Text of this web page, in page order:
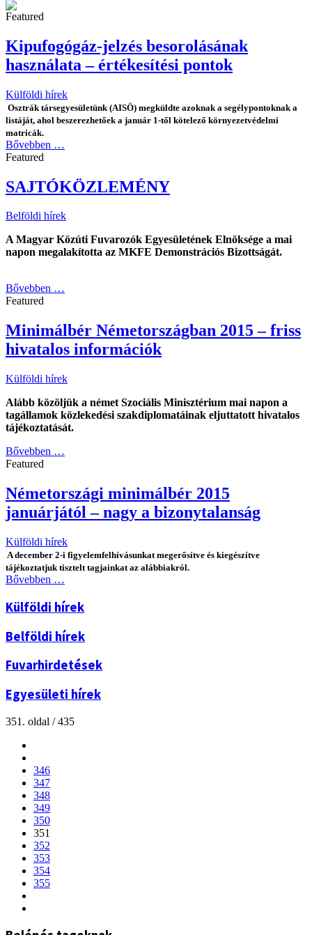
Featured
Kipufogógáz-jelzés besorolásának
használata – értékesítési pontok
Külföldi hírek
Osztrák társegyesületünk (AISÖ) megküldte azoknak a segélypontoknak a
listáját, ahol beszerezhetőek a január 1-től kötelező környezetvédelmi
matricák.
Bővebben …
Featured
SAJTÓKÖZLEMÉNY
Belföldi hírek
A Magyar Közúti Fuvarozók Egyesületének Elnöksége a mai
napon megalakította az MKFE Demonstrációs Bizottságát.
Bővebben …
Featured
Minimálbér Németországban 2015 – friss
hivatalos információk
Külföldi hírek
Alább közöljük a német Szociális Minisztérium mai napon a
tagállamok közlekedési szakdiplomatáinak eljuttatott hivatalos
tájékoztatását.
Bővebben …
Featured
Németországi minimálbér 2015
januárjától – nagy a bizonytalanság
Külföldi hírek
A december 2-i figyelemfelhívásunkat megerősítve és kiegészítve
tájékoztatjuk tisztelt tagjainkat az alábbiakról.
Bővebben …
Külföldi hírek
Belföldi hírek
Fuvarhirdetések
Egyesületi hírek
351. oldal / 435
346
347
348
349
350
351
352
353
354
355